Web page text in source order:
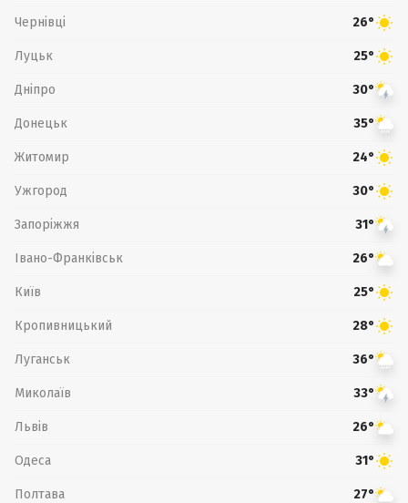
Чернівці 26°
Луцьк 25°
Дніпро 30°
Донецьк 35°
Житомир 24°
Ужгород 30°
Запоріжжя 31°
Івано-Франківськ 26°
Київ 25°
Кропивницький 28°
Луганськ 36°
Миколаїв 33°
Львів 26°
Одеса 31°
Полтава 27°